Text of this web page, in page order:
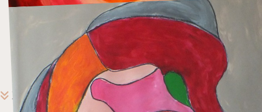
L'évolution d'un carrousel dans l'abstraction